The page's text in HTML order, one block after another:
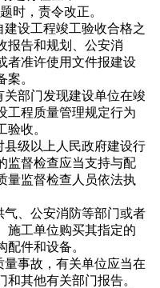
时，责令改正。
设工程竣工验收合格之
报告和规划、公安消
者准许使用文件报建设
。
部门发现建设单位在竣
工程质量管理规定行为
收。
级以上人民政府建设行
监督检查应当支持与配
量监督检查人员依法执
、公安消防等部门或者
施工单位购买其指定的
件和设备。
事故，有关单位应当在
其他有关部门报告。